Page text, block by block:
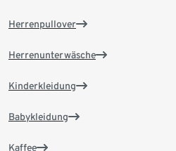
Herrenpullover
Herrenunterwäsche
Kinderkleidung
Babykleidung
Kaffee